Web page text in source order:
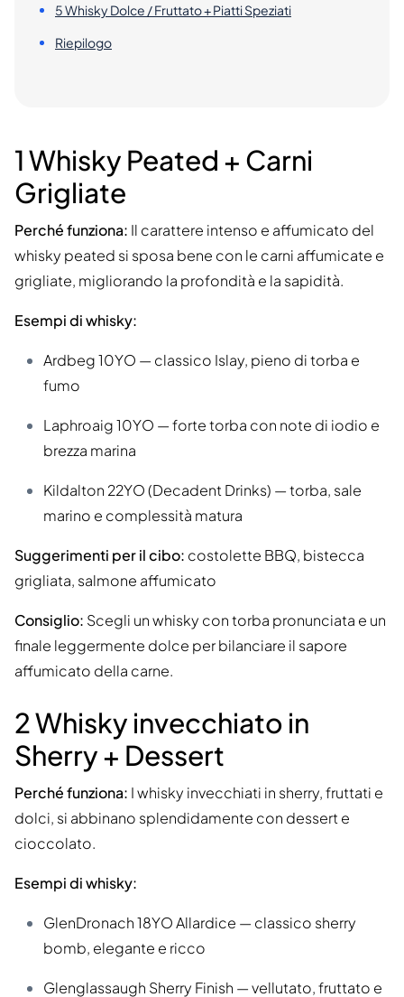
5 Whisky Dolce / Fruttato + Piatti Speziati
Riepilogo
1 Whisky Peated + Carni
Grigliate
Perché funziona: Il carattere intenso e affumicato del
whisky peated si sposa bene con le carni affumicate e
grigliate, migliorando la profondità e la sapidità.
Esempi di whisky:
Ardbeg 10YO — classico Islay, pieno di torba e
fumo
Laphroaig 10YO — forte torba con note di iodio e
brezza marina
Kildalton 22YO (Decadent Drinks) — torba, sale
marino e complessità matura
Suggerimenti per il cibo: costolette BBQ, bistecca
grigliata, salmone affumicato
Consiglio: Scegli un whisky con torba pronunciata e un
finale leggermente dolce per bilanciare il sapore
affumicato della carne.
2 Whisky invecchiato in
Sherry + Dessert
Perché funziona: I whisky invecchiati in sherry, fruttati e
dolci, si abbinano splendidamente con dessert e
cioccolato.
Esempi di whisky:
GlenDronach 18YO Allardice — classico sherry
bomb, elegante e ricco
Glenglassaugh Sherry Finish — vellutato, fruttato e